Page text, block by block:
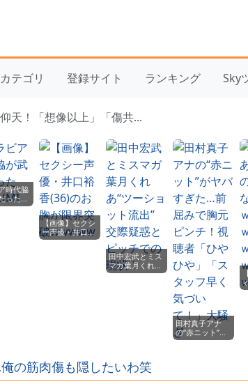
カテゴリ 登録サイト ランキング Sky
天！「想像以上」「傷共...
時代脇
った
【画像】セクシ
ー声優・井口裕
香(36)のお胸が
田中宏武とミス
マガ葉月くれ
あ“ツーショッ
田村真子アナ
の“赤ニット”が
ヤバすぎた…前
ッフ早く気づい
の筋肉傷も隠したいわ笑